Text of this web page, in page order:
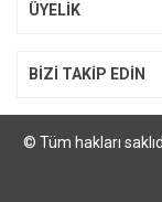
ÜYELİK
BİZİ TAKİP EDİN
© Tüm hakları